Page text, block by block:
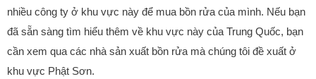
nhiều công ty ở khu vực này để mua bồn rửa của mình. Nếu bạn
đã sẵn sàng tìm hiểu thêm về khu vực này của Trung Quốc, bạn
cần xem qua các nhà sản xuất bồn rửa mà chúng tôi đề xuất ở
khu vực Phật Sơn.